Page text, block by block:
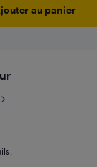
au panier